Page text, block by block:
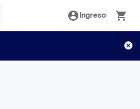
Ingreso